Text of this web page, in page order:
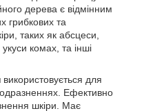
дерева є відмінним
грибкових та
таких як абсцеси,
комах, та інші
використовується для
Ефективно
шкіри. Має